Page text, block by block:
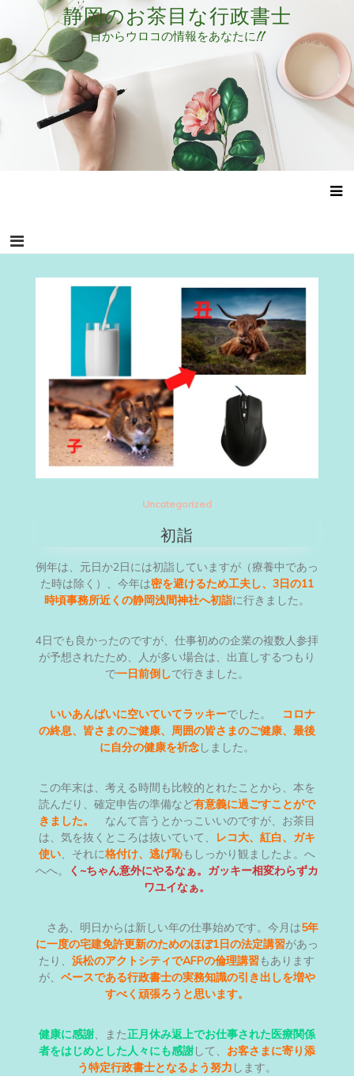
テ
ン
ツ
キ
静岡のお茶目な行政書士
目からウロコの情報をあなたに!!
Uncategorized
初詣
例年は、元日か2日には初詣していますが（療養中であっ
た時は除く）、今年は密を避けるため工夫し、3日の11
時頃事務所近くの静岡浅間神社へ初詣に行きました。
4日でも良かったのですが、仕事初めの企業の複数人参拝
が予想されたため、人が多い場合は、出直しするつもり
で一日前倒しで行きました。
いいあんばいに空いていてラッキーでした。
コロナ
の終息、皆さまのご健康、周囲の皆さまのご健康、最後
に自分の健康を祈念しました。
この年末は、考える時間も比較的とれたことから、本を
読んだり、確定申告の準備など有意義に過ごすことがで
きました。
なんて言うとかっこいいのですが、お茶目
は、気を抜くところは抜いていて、
レコ大、紅白、ガキ
使い、それに格付け、逃げ恥もしっかり観ましたよ。へ
へへ。
く~ちゃん意外にやるなぁ。ガッキー相変わらずカ
ワユイなぁ。
さあ、明日からは新しい年の仕事始めです。今月は5年
に一度の宅建免許更新のためのほぼ1日の法定講習があっ
たり、浜松のアクトシティでAFPの倫理講習もあります
が、 ベースである行政書士の実務知識の引き出しを増や
すべく頑張ろうと思います。
健康に感謝、また正月休み返上でお仕事された医療関係
者をはじめとした人々にも感謝して、 お客さまに寄り添
う特定行政書士となるよう努力 します。